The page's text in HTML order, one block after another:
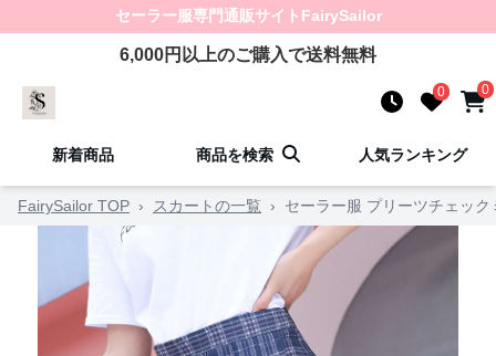
セーラー服専門通販サイト FairySailor
6,000円以上のご購入で送料無料
0 0
新着商品 商品を検索 人気ランキング
FairySailor TOP › スカートの一覧 › セーラー服 プリーツチェック